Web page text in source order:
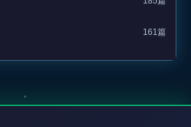
161篇